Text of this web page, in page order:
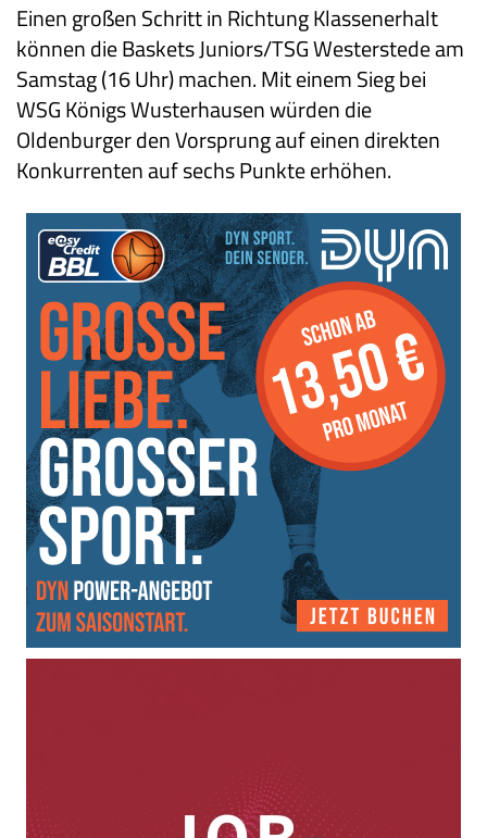
Einen großen Schritt in Richtung Klassenerhalt
können die Baskets Juniors/TSG Westerstede am
Samstag (16 Uhr) machen. Mit einem Sieg bei
WSG Königs Wusterhausen würden die
Oldenburger den Vorsprung auf einen direkten
Konkurrenten auf sechs Punkte erhöhen.